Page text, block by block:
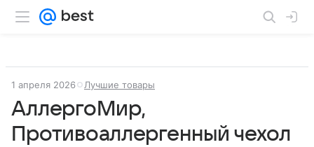
1 апреля 2026 Лучшие товары
АллергоМир,
Противоаллергенный чехол